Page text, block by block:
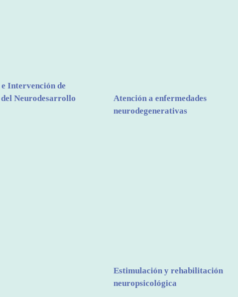
Intervención de
Neurodesarrollo
Atención a enfermedades
neurodegenerativas
Estimulación y rehabilitación
neuropsicológica